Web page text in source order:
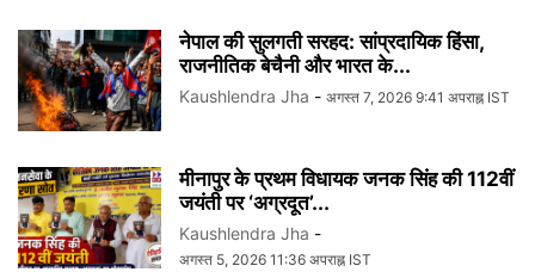
नेपाल की सुलगती सरहद: सांप्रदायिक हिंसा,
राजनीतिक बेचैनी और भारत के...
Kaushlendra Jha - अगस्त 7, 2026 9:41 अपराह्न IST
मीनापुर के प्रथम विधायक जनक सिंह की 112वीं
जयंती पर ‘अग्रदूत’...
Kaushlendra Jha -
अगस्त 5, 2026 11:36 अपराह्न IST